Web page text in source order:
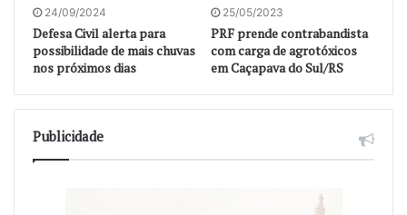
24/09/2024
Defesa Civil alerta para
possibilidade de mais chuvas
nos próximos dias
25/05/2023
PRF prende contrabandista
com carga de agrotóxicos
em Caçapava do Sul/RS
Publicidade